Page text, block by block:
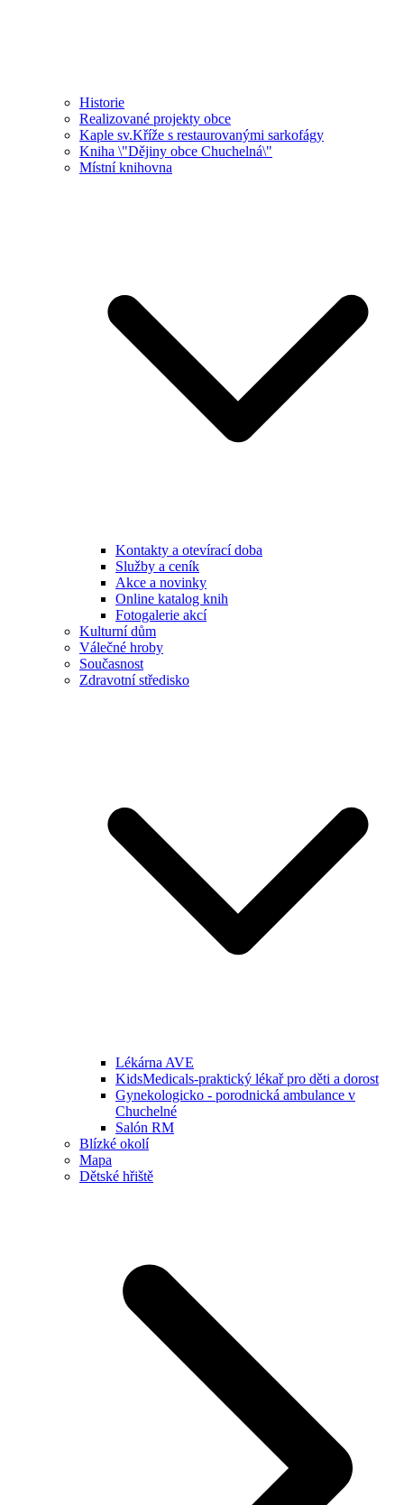
Historie
Realizované projekty obce
Kaple sv.Kříže s restaurovanými sarkofágy
Kniha \"Dějiny obce Chuchelná\"
Místní knihovna
Kontakty a otevírací doba
Služby a ceník
Akce a novinky
Online katalog knih
Fotogalerie akcí
Kulturní dům
Válečné hroby
Současnost
Zdravotní středisko
Lékárna AVE
KidsMedicals-praktický lékař pro děti a dorost
Gynekologicko - porodnická ambulance v
Chuchelné
Salón RM
Blízké okolí
Mapa
Dětské hřiště